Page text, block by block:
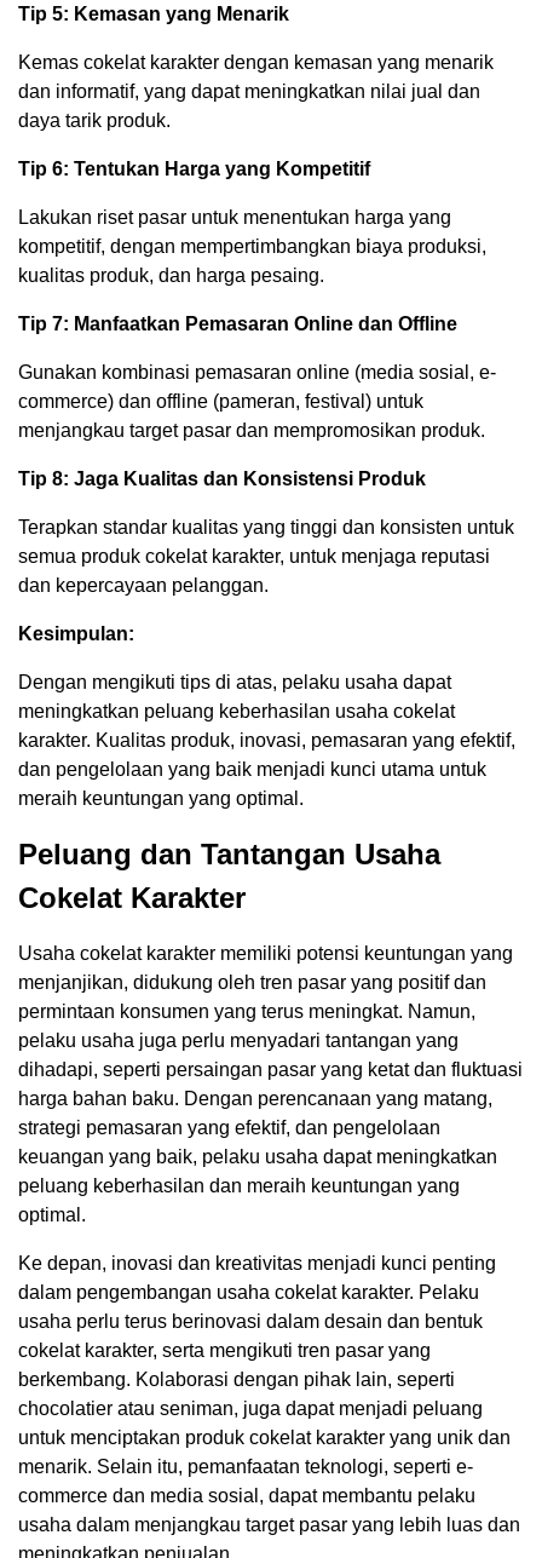
Tip 5: Kemasan yang Menarik
Kemas cokelat karakter dengan kemasan yang menarik
dan informatif, yang dapat meningkatkan nilai jual dan
daya tarik produk.
Tip 6: Tentukan Harga yang Kompetitif
Lakukan riset pasar untuk menentukan harga yang
kompetitif, dengan mempertimbangkan biaya produksi,
kualitas produk, dan harga pesaing.
Tip 7: Manfaatkan Pemasaran Online dan Offline
Gunakan kombinasi pemasaran online (media sosial, e-
commerce) dan offline (pameran, festival) untuk
menjangkau target pasar dan mempromosikan produk.
Tip 8: Jaga Kualitas dan Konsistensi Produk
Terapkan standar kualitas yang tinggi dan konsisten untuk
semua produk cokelat karakter, untuk menjaga reputasi
dan kepercayaan pelanggan.
Kesimpulan:
Dengan mengikuti tips di atas, pelaku usaha dapat
meningkatkan peluang keberhasilan usaha cokelat
karakter. Kualitas produk, inovasi, pemasaran yang efektif,
dan pengelolaan yang baik menjadi kunci utama untuk
meraih keuntungan yang optimal.
Peluang dan Tantangan Usaha
Cokelat Karakter
Usaha cokelat karakter memiliki potensi keuntungan yang
menjanjikan, didukung oleh tren pasar yang positif dan
permintaan konsumen yang terus meningkat. Namun,
pelaku usaha juga perlu menyadari tantangan yang
dihadapi, seperti persaingan pasar yang ketat dan fluktuasi
harga bahan baku. Dengan perencanaan yang matang,
strategi pemasaran yang efektif, dan pengelolaan
keuangan yang baik, pelaku usaha dapat meningkatkan
peluang keberhasilan dan meraih keuntungan yang
optimal.
Ke depan, inovasi dan kreativitas menjadi kunci penting
dalam pengembangan usaha cokelat karakter. Pelaku
usaha perlu terus berinovasi dalam desain dan bentuk
cokelat karakter, serta mengikuti tren pasar yang
berkembang. Kolaborasi dengan pihak lain, seperti
chocolatier atau seniman, juga dapat menjadi peluang
untuk menciptakan produk cokelat karakter yang unik dan
menarik. Selain itu, pemanfaatan teknologi, seperti e-
commerce dan media sosial, dapat membantu pelaku
usaha dalam menjangkau target pasar yang lebih luas dan